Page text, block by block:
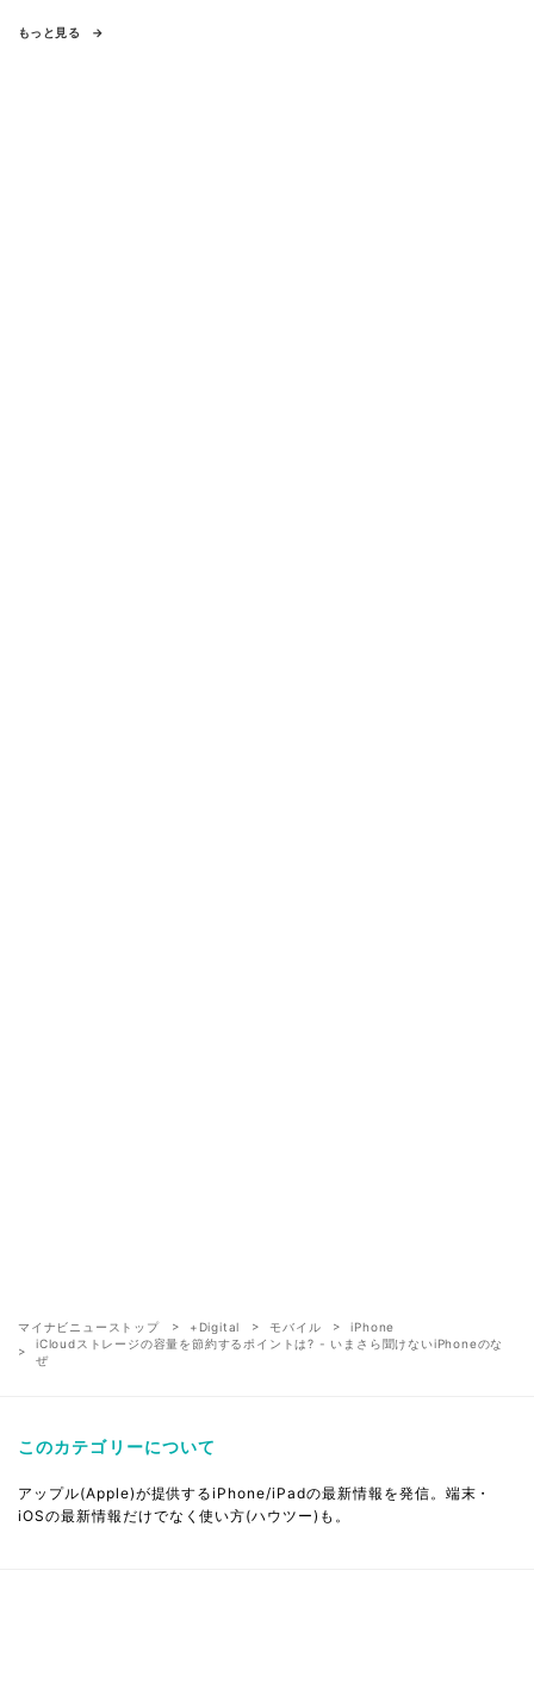
もっと見る
マイナビニューストップ +Digital モバイル
iPhone
iCloudストレージの容量を節約するポイントは? - いまさら聞けないiPhoneのな
ぜ
このカテゴリーについて
アップル(Apple)が提供するiPhone/iPadの最新情報を発信。端末・
iOSの最新情報だけでなく使い方(ハウツー)も。